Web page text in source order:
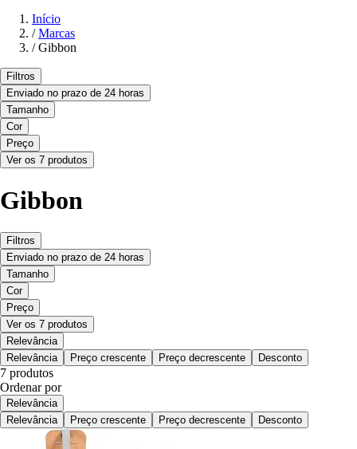
Início
/ Marcas
/ Gibbon
Filtros
Enviado no prazo de 24 horas
Tamanho
Cor
Preço
Ver os 7 produtos
Gibbon
Filtros
Enviado no prazo de 24 horas
Tamanho
Cor
Preço
Ver os 7 produtos
Relevância
Relevância
Preço crescente Preço decrescente Desconto
7 produtos
Ordenar por
Relevância
Relevância
Preço crescente Preço decrescente Desconto